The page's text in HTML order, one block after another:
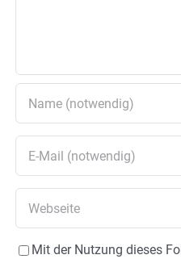
Mit der Nutzung dieses